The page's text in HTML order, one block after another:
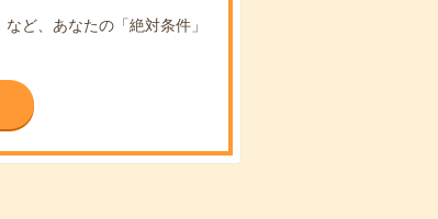
など、あなたの「絶対条件」